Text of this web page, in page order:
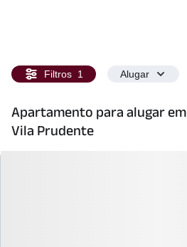
Filtros 1 Alugar
Apartamento para alugar em
Vila Prudente